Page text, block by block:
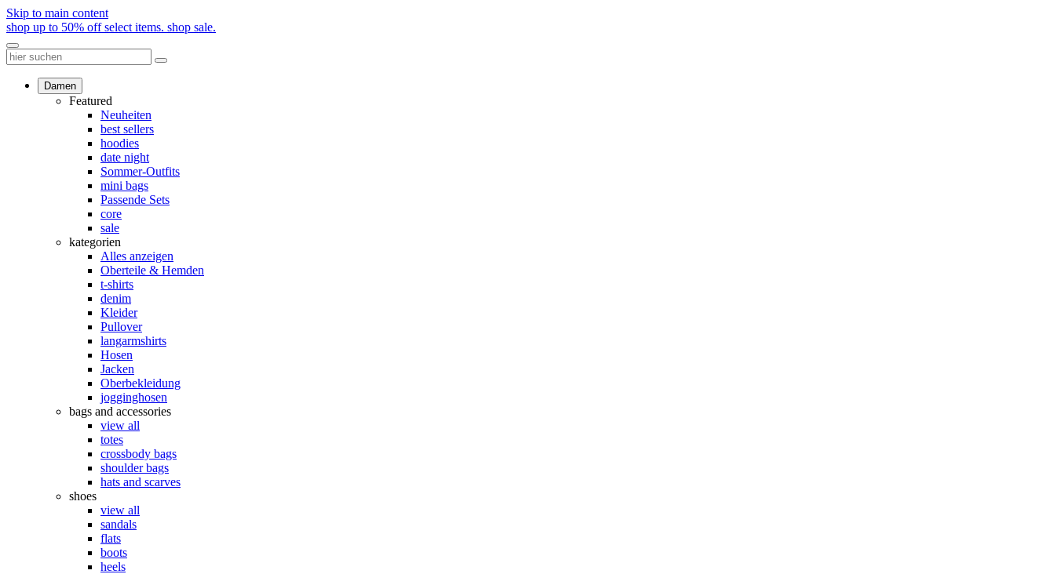
Skip to main content
shop up to 50% off select items. shop sale.
Damen
Featured
Neuheiten
best sellers
hoodies
date night
Sommer-Outfits
mini bags
Passende Sets
core
sale
kategorien
Alles anzeigen
Oberteile & Hemden
t-shirts
denim
Kleider
Pullover
langarmshirts
Hosen
Jacken
Oberbekleidung
jogginghosen
bags and accessories
view all
totes
crossbody bags
shoulder bags
hats and scarves
shoes
view all
sandals
flats
boots
heels